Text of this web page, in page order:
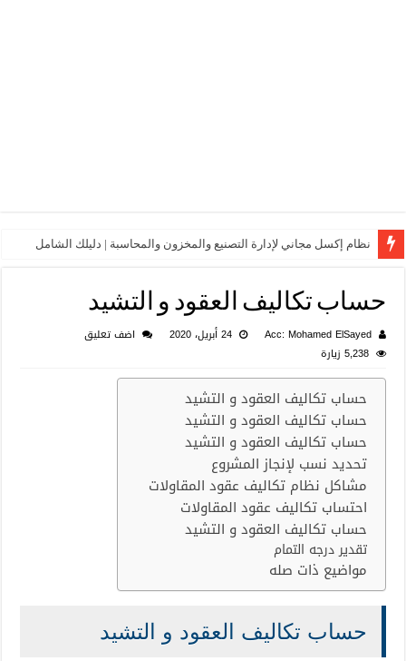
نظام إكسل مجاني لإدارة التصنيع والمخزون والمحاسبة | دليلك الشامل
حساب تكاليف العقود و التشيد
Acc: Mohamed ElSayed 24 أبريل، 2020
اضف تعليق
5,238 زيارة
حساب تكاليف العقود و التشيد
حساب تكاليف العقود و التشيد
حساب تكاليف العقود و التشيد
تحديد نسب لإنجاز المشروع
مشاكل نظام تكاليف عقود المقاولات
احتساب تكاليف عقود المقاولات
حساب تكاليف العقود و التشيد
تقدير درجه التمام
مواضيع ذات صله
حساب تكاليف العقود و التشيد